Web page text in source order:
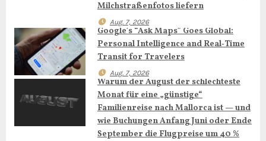
i
g
a
t
i
Milchstraßenfotos liefern
Aug. 7, 2026
Google’s “Ask Maps” Goes Global:
Personal Intelligence and Real‑Time
Transit for Travelers
Aug. 7, 2026
Warum der August der schlechteste
Monat für eine „günstige“
Familienreise nach Mallorca ist — und
wie Buchungen Anfang Juni oder Ende
September die Flugpreise um 40 %